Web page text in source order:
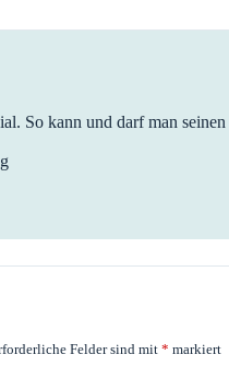
So kann und darf man
Felder sind mit * markiert